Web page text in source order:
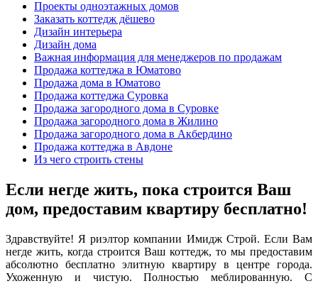
Проекты одноэтажных домов
Заказать коттедж дёшево
Дизайн интерьера
Дизайн дома
Важная информация для менеджеров по продажам
Продажа коттеджа в Юматово
Продажа дома в Юматово
Продажа коттеджа Суровка
Продажа загородного дома в Суровке
Продажа загородного дома в Жилино
Продажа загородного дома в Акбердино
Продажа коттеджа в Авдоне
Из чего строить стены
Если негде жить, пока строится Ваш
дом, предоставим квартиру бесплатно!
Здравствуйте! Я риэлтор компании Имидж Строй. Если Вам
негде жить, когда строится Ваш коттедж, то мы предоставим
абсолютно бесплатно элитную квартиру в центре города.
Ухоженную и чистую. Полностью меблированную. С